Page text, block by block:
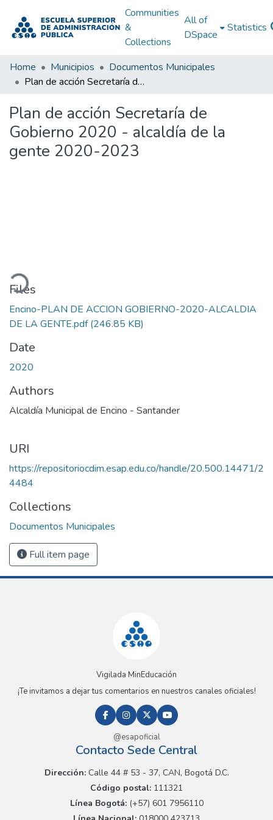
Communities
&
Collections
All of
DSpace
Statistics
Home Municipios
Documentos Municipales
Plan de acción Secretaría de Gobierno 2020 - alcaldía de la gente 2020-2023
Plan de acción Secretaría de
Gobierno 2020 - alcaldía de la
gente 2020-2023
Files
Encino-PLAN DE ACCION GOBIERNO-2020-ALCALDIA
DE LA GENTE.pdf(246.85 KB)
Date
2020
Authors
Alcaldía Municipal de Encino - Santander
URI
https://repositoriocdim.esap.edu.co/handle/20.500.14471/2
4484
Collections
Documentos Municipales
Full item page
Vigilada MinEducación
¡Te invitamos a dejar tus comentarios en nuestros canales oficiales!
@esapoficial
Contacto Sede Central
Dirección:Calle 44 # 53 - 37, CAN, Bogotá D.C.
Código postal: 111321
Línea Bogotá:(+57) 601 7956110